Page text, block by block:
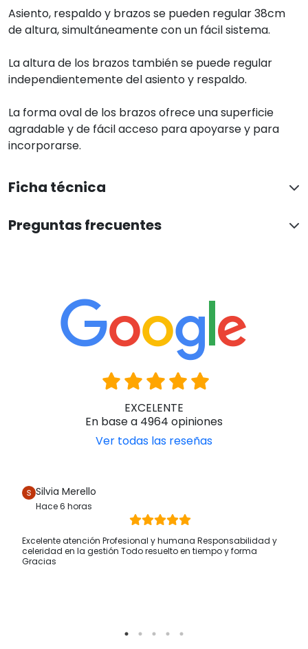
Asiento, respaldo y brazos se pueden regular 38cm
de altura, simultáneamente con un fácil sistema.
La altura de los brazos también se puede regular
independientemente del asiento y respaldo.
La forma oval de los brazos ofrece una superficie
agradable y de fácil acceso para apoyarse y para
incorporarse.
Ficha técnica
Preguntas frecuentes
EXCELENTE
En base a 4964 opiniones
Ver todas las reseñas
Silvia Merello
Hace 6 horas
Excelente atención Profesional y humana Responsabilidad y
celeridad en la gestión Todo resuelto en tiempo y forma
Gracias